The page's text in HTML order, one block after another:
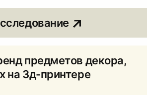
предметов декора,
на 3д-принтере